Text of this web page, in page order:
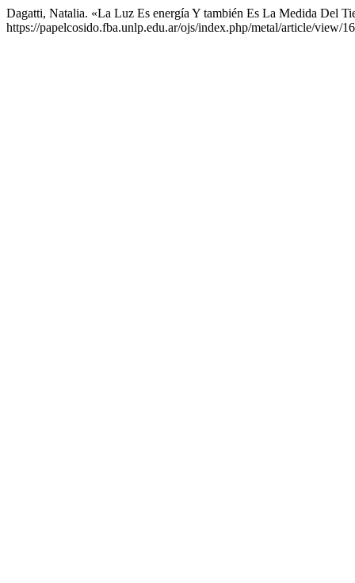
Dagatti, Natalia. «La Luz Es energía Y también Es La Medida Del
https://papelcosido.fba.unlp.edu.ar/ojs/index.php/metal/article/view/